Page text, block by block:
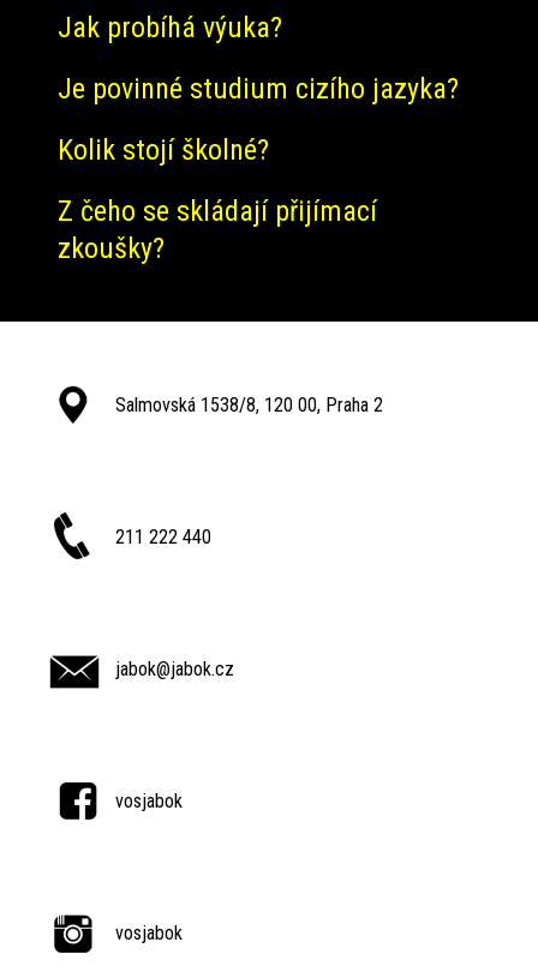
Jak probíhá výuka?
Je povinné studium cizího jazyka?
Kolik stojí školné?
Z čeho se skládají přijímací
zkoušky?
Salmovská 1538/8, 120 00, Praha 2
211 222 440
jabok@jabok.cz
vosjabok
vosjabok